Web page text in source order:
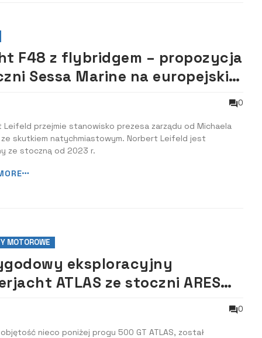
F48 z flybridgem ­– propozycja
Sessa Marine na europejskie
0
Leifeld przejmie stanowisko prezesa zarządu od Michaela
ze skutkiem natychmiastowym. Norbert Leifeld jest
ze stoczną od 2023 r.
MOTOROWE
eksploracyjny
ATLAS ze stoczni ARES
0
nieco poniżej progu 500 GT ATLAS, został